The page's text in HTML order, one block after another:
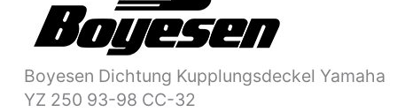
Boyesen Dichtung Kupplungsdeckel Yamaha
YZ 250 93-98 CC-32